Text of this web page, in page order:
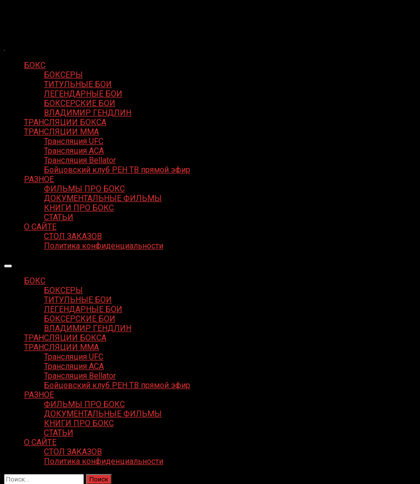
БОКС
БОКСЕРЫ
ТИТУЛЬНЫЕ БОИ
ЛЕГЕНДАРНЫЕ БОИ
БОКСЕРСКИЕ БОИ
ВЛАДИМИР ГЕНДЛИН
ТРАНСЛЯЦИИ БОКСА
ТРАНСЛЯЦИИ MMA
Трансляция UFC
Трансляция ACA
Трансляция Bellator
Бойцовский клуб РЕН ТВ прямой эфир
РАЗНОЕ
ФИЛЬМЫ ПРО БОКС
ДОКУМЕНТАЛЬНЫЕ ФИЛЬМЫ
КНИГИ ПРО БОКС
СТАТЬИ
О САЙТЕ
СТОЛ ЗАКАЗОВ
Политика конфиденциальности
БОКС
БОКСЕРЫ
ТИТУЛЬНЫЕ БОИ
ЛЕГЕНДАРНЫЕ БОИ
БОКСЕРСКИЕ БОИ
ВЛАДИМИР ГЕНДЛИН
ТРАНСЛЯЦИИ БОКСА
ТРАНСЛЯЦИИ MMA
Трансляция UFC
Трансляция ACA
Трансляция Bellator
Бойцовский клуб РЕН ТВ прямой эфир
РАЗНОЕ
ФИЛЬМЫ ПРО БОКС
ДОКУМЕНТАЛЬНЫЕ ФИЛЬМЫ
КНИГИ ПРО БОКС
СТАТЬИ
О САЙТЕ
СТОЛ ЗАКАЗОВ
Политика конфиденциальности
Найти: